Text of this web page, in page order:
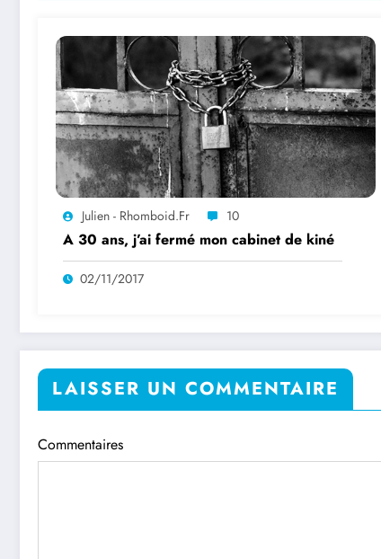
Julien - Rhomboid.fr 10
A 30 ans, j’ai fermé mon cabinet de kiné
02/11/2017
LAISSER UN COMMENTAIRE
Commentaires